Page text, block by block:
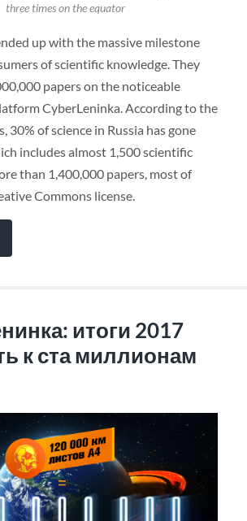
three times on the equator
up with the massive milestone
of scientific knowledge. They
papers on the noticeable
CyberLeninka. According to the
30% of science in Russia has gone
includes almost 1,500 scientific
than 1,400,000 papers, most of
Commons license.
итоги 2017
к ста миллионам